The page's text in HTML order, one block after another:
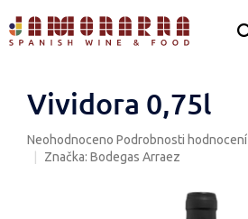
na
obsah
Vividora 0,75l
Průměrné
hodnocení
Neohodnoceno Podrobnosti hodnocení
Značka: Bodegas Arraez